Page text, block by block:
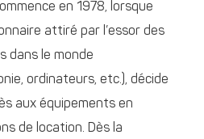
en 1978, lorsque
attiré par l’essor des
dans le monde
ordinateurs, etc.), décide
aux équipements en
de location. Dès la